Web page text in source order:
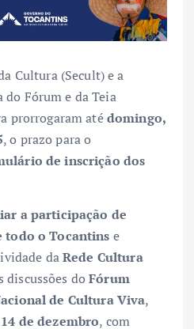
Cultura (Secult) e a
do Fórum e da Teia
prorrogaram atédomingo,
, o prazo para o
de inscrição dos
a participação de
todo o Tocantins e
daRede Cultura
discussões doFórum
de Cultura Viva,
de dezembro, com